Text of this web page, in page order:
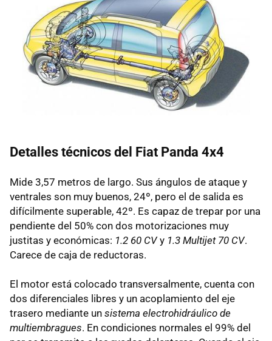
Detalles técnicos del Fiat Panda 4x4
Mide 3,57 metros de largo. Sus ángulos de ataque y
ventrales son muy buenos, 24º, pero el de salida es
difícilmente superable, 42º. Es capaz de trepar por una
pendiente del 50% con dos motorizaciones muy
justitas y económicas: 1.2 60 CVy 1.3 Multijet 70 CV.
Carece de caja de reductoras.
El motor está colocado transversalmente, cuenta con
dos diferenciales libres y un acoplamiento del eje
trasero mediante un sistema electrohidráulico de
multiembragues. En condiciones normales el 99% del